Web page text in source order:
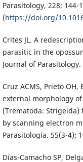
Parasitology, 228; 144-
(https://doi.org/
Crites JL. A
parasitic in the
Journal of
Cruz ACMS, Prieto
external morphology
(Trematoda:
by scanning electron
Parasitologia. 55(3-4);
Días-Camacho SP,